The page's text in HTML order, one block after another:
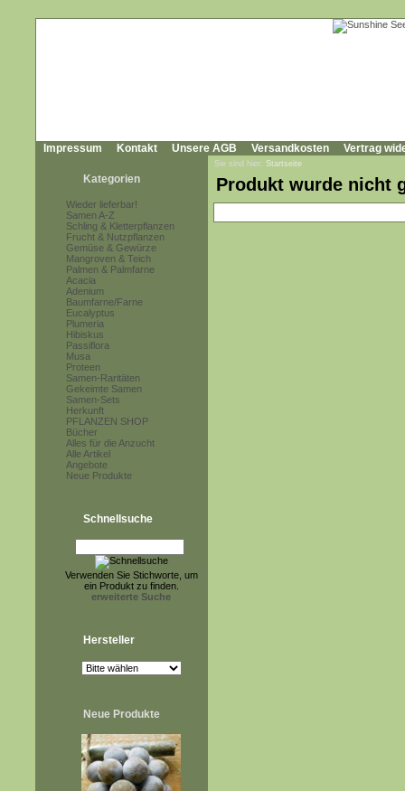
Impressum Kontakt Unsere AGB Versandkosten Vertrag
Kategorien
Wieder lieferbar!
Samen A-Z
Schling & Kletterpflanzen
Frucht & Nutzpflanzen
Gemüse & Gewürze
Mangroven & Teich
Palmen & Palmfarne
Acacia
Adenium
Baumfarne/Farne
Eucalyptus
Plumeria
Hibiskus
Passiflora
Musa
Proteen
Samen-Raritäten
Gekeimte Samen
Samen-Sets
Herkunft
PFLANZEN SHOP
Bücher
Alles für die Anzucht
Alle Artikel
Angebote
Neue Produkte
Schnellsuche
Verwenden Sie Stichworte, um
ein Produkt zu finden.
erweiterte Suche
Hersteller
Neue Produkte
Sie sind hier: Startseite
Produkt wurde nicht